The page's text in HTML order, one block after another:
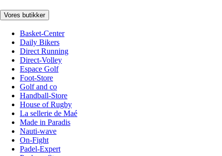
Vores butikker
Basket-Center
Daily Bikers
Direct Running
Direct-Volley
Espace Golf
Foot-Store
Golf and co
Handball-Store
House of Rugby
La sellerie de Maé
Made in Paradis
Nauti-wave
On-Fight
Padel-Expert